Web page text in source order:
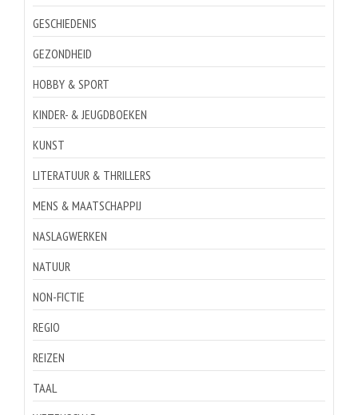
GESCHIEDENIS
GEZONDHEID
HOBBY & SPORT
KINDER- & JEUGDBOEKEN
KUNST
LITERATUUR & THRILLERS
MENS & MAATSCHAPPIJ
NASLAGWERKEN
NATUUR
NON-FICTIE
REGIO
REIZEN
TAAL